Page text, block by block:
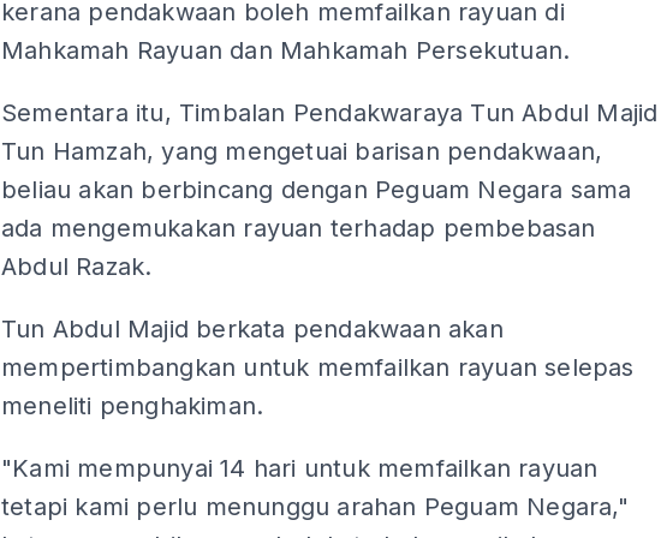
kerana pendakwaan boleh memfailkan rayuan di
Mahkamah Rayuan dan Mahkamah Persekutuan.
Sementara itu, Timbalan Pendakwaraya Tun Abdul Majid
Tun Hamzah, yang mengetuai barisan pendakwaan,
beliau akan berbincang dengan Peguam Negara sama
ada mengemukakan rayuan terhadap pembebasan
Abdul Razak.
Tun Abdul Majid berkata pendakwaan akan
mempertimbangkan untuk memfailkan rayuan selepas
meneliti penghakiman.
"Kami mempunyai 14 hari untuk memfailkan rayuan
tetapi kami perlu menunggu arahan Peguam Negara,"